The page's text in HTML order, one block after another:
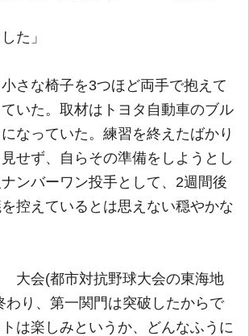
た」
さな椅子を3つほど両手で抱えて
いた。取材はトヨタ自動車のブル
なっていた。練習を終えたばかり
せず、自らその準備をしようとし
ンバーワン投手として、2週間後
控えているとは思えない穏やかな
大会(都市対抗野球大会の東海地
わり、第一関門は突破したからで
は楽しみというか、どんなふうに